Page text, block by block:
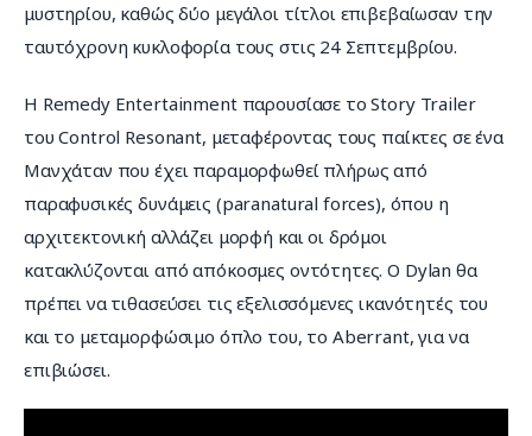
μυστηρίου, καθώς δύο μεγάλοι τίτλοι επιβεβαίωσαν την
ταυτόχρονη κυκλοφορία τους στις 24 Σεπτεμβρίου.
Η Remedy Entertainment παρουσίασε το Story Trailer
του Control Resonant, μεταφέροντας τους παίκτες σε ένα
Μανχάταν που έχει παραμορφωθεί πλήρως από
παραφυσικές δυνάμεις (paranatural forces), όπου η
αρχιτεκτονική αλλάζει μορφή και οι δρόμοι
κατακλύζονται από απόκοσμες οντότητες. Ο Dylan θα
πρέπει να τιθασεύσει τις εξελισσόμενες ικανότητές του
και το μεταμορφώσιμο όπλο του, το Aberrant, για να
επιβιώσει.